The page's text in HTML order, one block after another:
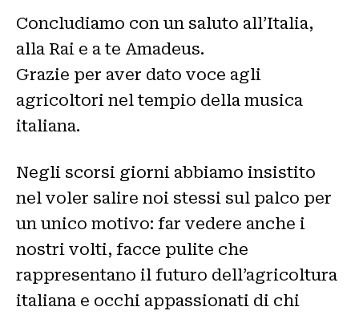
Concludiamo con un saluto all’Italia,
alla Rai e a te Amadeus.
Grazie per aver dato voce agli
agricoltori nel tempio della musica
italiana.
Negli scorsi giorni abbiamo insistito
nel voler salire noi stessi sul palco per
un unico motivo: far vedere anche i
nostri volti, facce pulite che
rappresentano il futuro dell’agricoltura
italiana e occhi appassionati di chi